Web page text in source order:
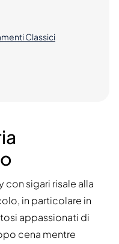
Classici
con sigari risale alla
in particolare in
appassionati di
cena mentre